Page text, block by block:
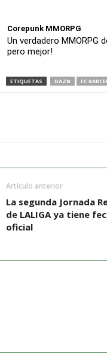
Corepunk MMORPG
Un verdadero MMORPG
pero mejor!
ETIQUETAS DAZN FC
Artículo anterior
La segunda Jornada
de LALIGA ya tiene
oficial